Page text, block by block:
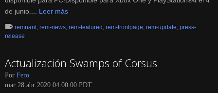
de junio.... Leer más
remnant, rem-news, rem-featured , rem-frontpage, rem-update, press-
release
Actualización Swamps of Corsus
Por Fero
mar 28 abr 2020 04:00:00 PDT